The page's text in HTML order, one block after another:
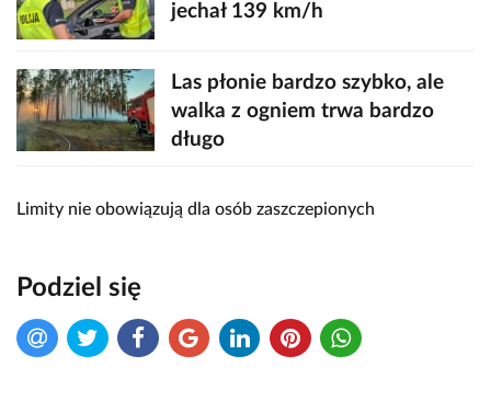
jechał 139 km/h
Las płonie bardzo szybko, ale
walka z ogniem trwa bardzo
długo
Limity nie obowiązują dla osób zaszczepionych
Podziel się